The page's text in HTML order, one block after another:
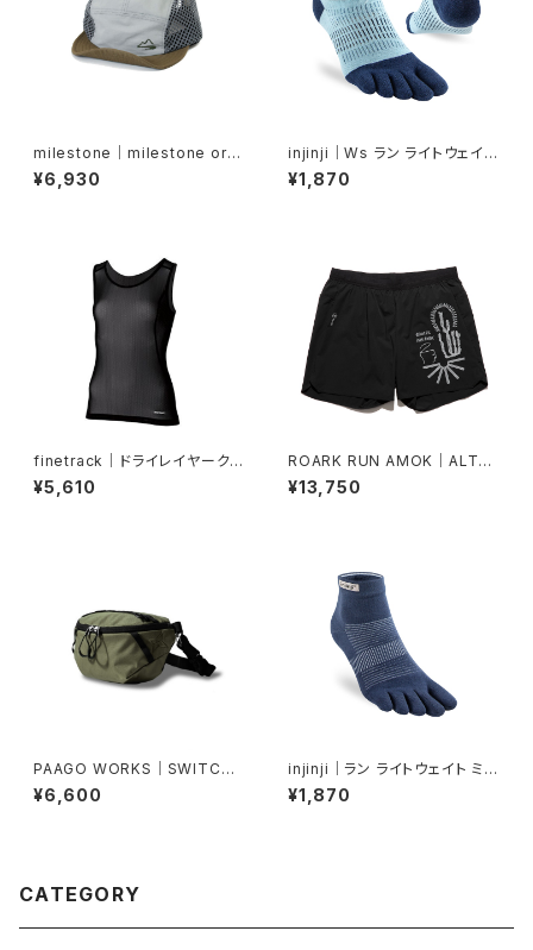
milestone｜milestone orig
inal cap MSC-018（グレーカ
ーキ）
¥6,930
injinji｜Ws ラン ライトウェイト
ノーショー（ヘロン）
¥1,870
finetrack｜ドライレイヤーク
ールタンクトップ（ウィメンズ・
黒）
¥5,610
ROARK RUN AMOK｜ALTA
5" Col.BLACK
¥13,750
PAAGO WORKS｜SWITCH
M（モスグリーン）
¥6,600
injinji｜ラン ライトウェイト ミニ
クルー（ネイビー）
¥1,870
CATEGORY